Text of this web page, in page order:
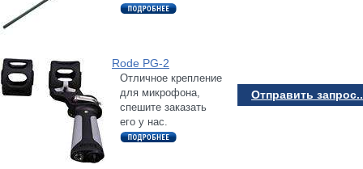
Rode PG-2
Отличное крепление
для микрофона,
спешите заказать
его у нас.
Отправить